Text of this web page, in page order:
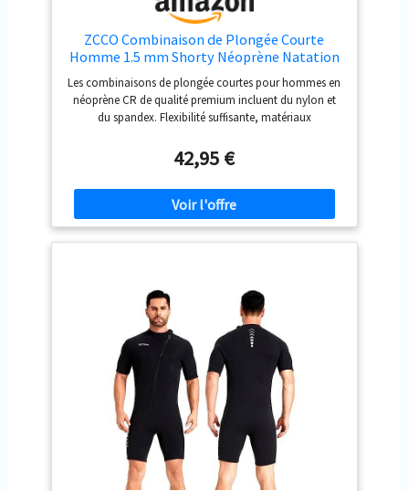
ZCCO Combinaison de Plongée Courte
Homme 1.5 mm Shorty Néoprène Natation
L
Les combinaisons de plongée courtes pour hommes en
néoprène CR de qualité premium incluent du nylon et
du spandex. Flexibilité suffisante, matériaux
votre peau. PROTECTION INTÉGRALE DU CORPS - La
combinaison de plongée en néoprène de 1,5 mm offre
une protection thermique amplement suffisante
(MAINTIENT LA CHALEUR). Le rembourrage
supplémentaire au niveau de la poitrine offre une
protection, vous aide à flotter dans l'eau car il est en
nos conseils.】 DÉTAIL DE LA COMBINAISON DE
PLONGÉE - La fermeture éclair YKK très résistante avec
fermeture à tirette/crochet et boucle au dos est facile à
enfiler et à retirer, les coutures plates vous offrent une
combinaison de surf lisse. Combinaison de plongée
multi-sports - Conçue pour tous les sports nautiques
comme la plongée, la pêche sous-marine, la plongée
sous-marine, le stand-up paddle, le surf, le kayak, la
natation, le surf, le canoë, le bodyboard, le wakeboard,
la planche à voile, la pêche. CONCEPTION UNIQUE DE
COMBINAISON DE BAIN - Ajustement réglable autour du
cou. Col rond et manchette avec design en cuir lisse.
42,95 €